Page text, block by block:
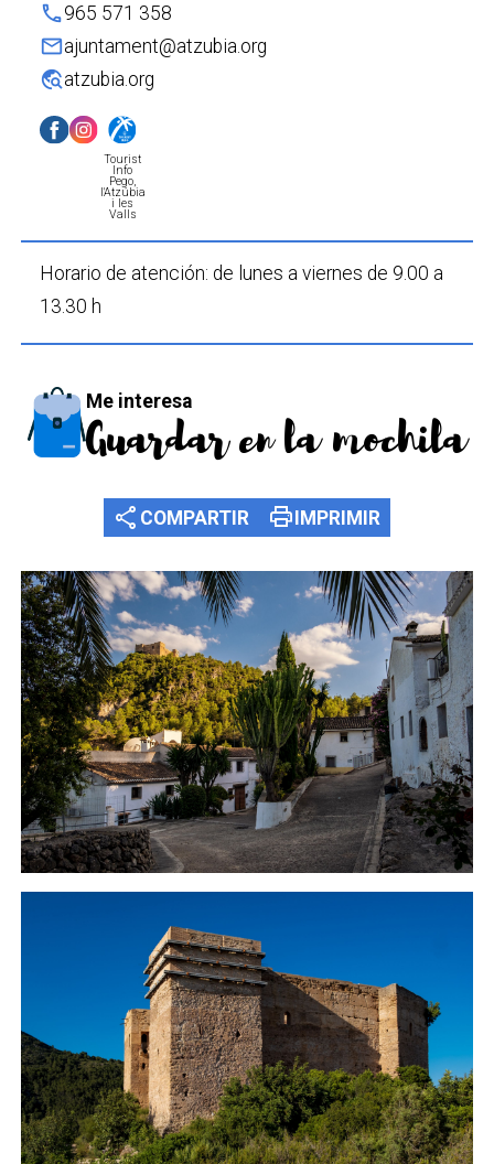
phone965 571 358
mailajuntament@atzubia.org
travel_exploreatzubia.org
Tourist
Info
Pego,
l'Atzúbia
i les
Valls
Horario de atención: de lunes a viernes de 9.00 a
13.30 h
Me interesa
Guardar en la mochila
share COMPARTIR printIMPRIMIR